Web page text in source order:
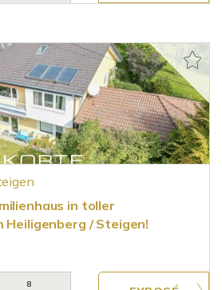
in toller
Heiligenberg / Steigen!
8